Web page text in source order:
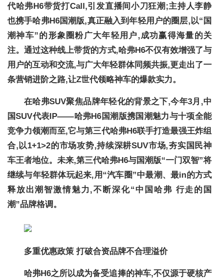
代哈弗H6带货打Call,引发直播间小刀狂潮;主持人李静
也携手哈弗H6国潮版,真正融入到年轻用户的圈层,以“国
潮神车”的形象圈粉广大年轻用户,成功赢得海量的关
注。通过这种线上带货的方式,哈弗H6不仅有效增强了与
用户的互动和交流,与广大年轻群体同频共振,更走出了一
条营销进阶之路,让Z世代领略神车的爆款实力。
在哈弗SUV聚焦品牌年轻化的背景之下,今年3月,中
国SUV代表IP——哈弗H6国潮版携国潮魅力与十项全能
竞争力领潮而至,它与第三代哈弗H6联手打造最强王炸组
合,以1+1>2的市场攻势,持续深耕SUV市场,夯实国民神
车王者地位。未来,第三代哈弗H6与国潮版“一门双智”将
继续与年轻群体玩起来,用“汽车圈”中最潮、最in的方式
释放出潮智激情魅力,不断深化“中国哈弗 行走的国
潮”品牌格调。
多重优惠政策 打破合资品牌不合理溢价
哈弗H6之所以成为备受追捧的神车,不仅源于硬核产